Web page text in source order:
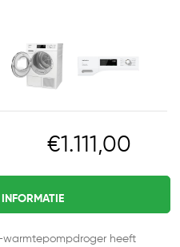
€1.111,00
INFORMATIE
warmtepompdroger heeft